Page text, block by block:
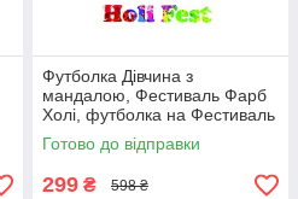
Футболка Дівчина з
мандалою, Фестиваль Фарб
Холі, футболка на Фестиваль
Фарб, Рекомендується на
Holi Fest!
Готово до відправки
299 ₴ 598 ₴